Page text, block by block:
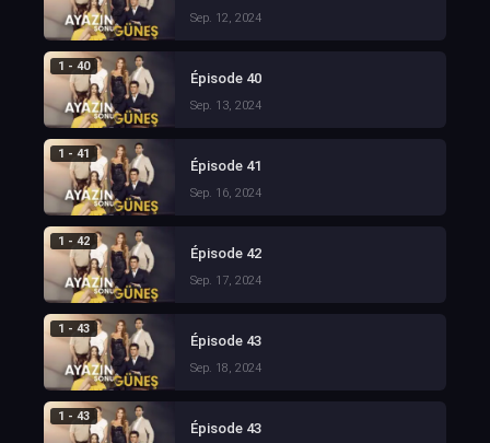
Sep. 12, 2024
1 - 40
Épisode 40
Sep. 13, 2024
1 - 41
Épisode 41
Sep. 16, 2024
1 - 42
Épisode 42
Sep. 17, 2024
1 - 43
Épisode 43
Sep. 18, 2024
1 - 43
Épisode 43